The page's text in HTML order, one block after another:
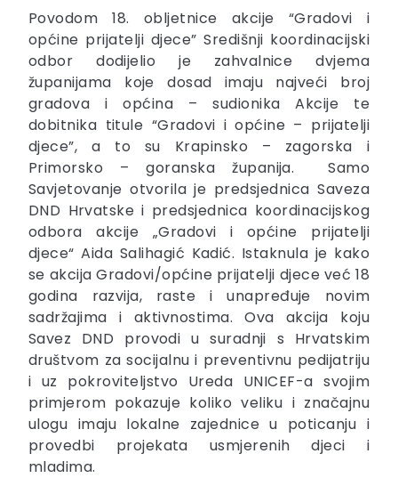
Povodom 18. obljetnice akcije “Gradovi i
općine prijatelji djece” Središnji koordinacijski
odbor dodijelio je zahvalnice dvjema
županijama koje dosad imaju najveći broj
gradova i općina – sudionika Akcije te
dobitnika titule “Gradovi i općine – prijatelji
djece”, a to su Krapinsko – zagorska i
Primorsko – goranska županija. Samo
Savjetovanje otvorila je predsjednica Saveza
DND Hrvatske i predsjednica koordinacijskog
odbora akcije „Gradovi i općine prijatelji
djece“ Aida Salihagić Kadić. Istaknula je kako
se akcija Gradovi/općine prijatelji djece već 18
godina razvija, raste i unapređuje novim
sadržajima i aktivnostima. Ova akcija koju
Savez DND provodi u suradnji s Hrvatskim
društvom za socijalnu i preventivnu pedijatriju
i uz pokroviteljstvo Ureda UNICEF-a svojim
primjerom pokazuje koliko veliku i značajnu
ulogu imaju lokalne zajednice u poticanju i
provedbi projekata usmjerenih djeci i
mladima.